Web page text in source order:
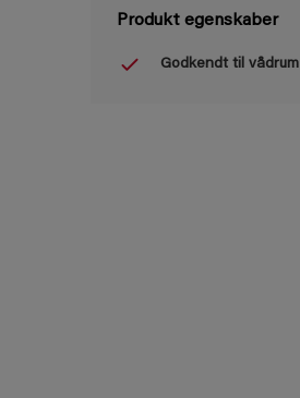
Produkt egenskaber
Godkendt til vådrum